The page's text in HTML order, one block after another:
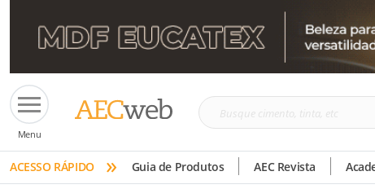
Menu
Busque
tinta,
etc
ACESSO RÁPIDO » Guia de Produtos AEC Revista